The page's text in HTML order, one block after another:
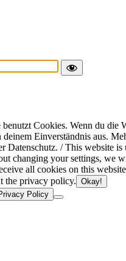
benutzt Cookies. Wenn du die
deinem Einverständnis aus.
Datenschutz. / This website
changing your settings, we
all cookies on this
the privacy policy. Okay!
Policy